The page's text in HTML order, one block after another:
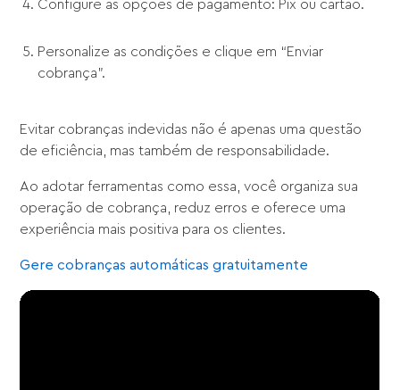
Configure as opções de pagamento: Pix ou cartão.
Personalize as condições e clique em “Enviar
cobrança”.
Evitar cobranças indevidas não é apenas uma questão
de eficiência, mas também de responsabilidade.
Ao adotar ferramentas como essa, você organiza sua
operação de cobrança, reduz erros e oferece uma
experiência mais positiva para os clientes.
Gere cobranças automáticas gratuitamente